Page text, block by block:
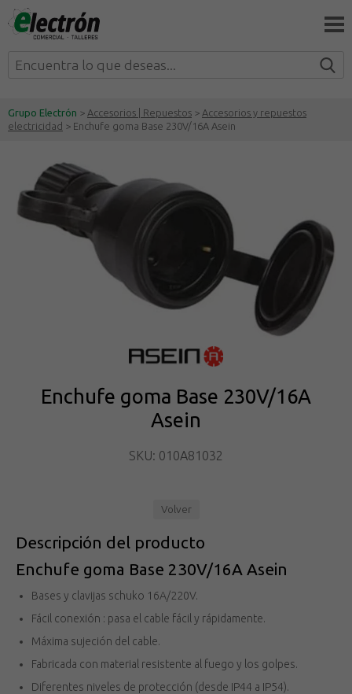
Grupo Electrón > Accesorios | Repuestos > Accesorios y repuestos
electricidad > Enchufe goma Base 230V/16A Asein
Enchufe goma Base 230V/16A
Asein
SKU: 010A81032
Volver
Descripción del producto
Enchufe goma Base 230V/16A Asein
Bases y clavijas schuko 16A/220V.
Fácil conexión : pasa el cable fácil y rápidamente.
Máxima sujeción del cable.
Fabricada con material resistente al fuego y los golpes.
Diferentes niveles de protección (desde IP44 a IP54).